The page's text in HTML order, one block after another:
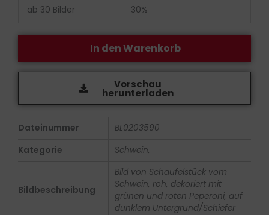
ab 30 Bilder 30%
In den Warenkorb
Vorschau
herunterladen
Dateinummer BL0203590
Kategorie Schwein,
Bildbeschreibung
Bild von Schaufelstück vom
Schwein, roh, dekoriert mit
grünen und roten Peperoni, auf
dunklem Untergrund/Schiefer